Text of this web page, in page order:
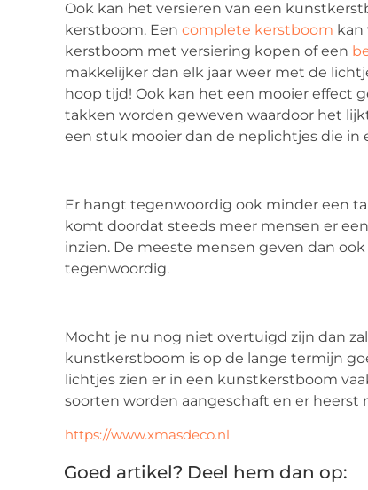
Ook kan het versieren van een
kerstboom. Een complete kerstboom kan
kerstboom met versiering kopen of een
makkelijker dan elk jaar weer met de
hoop tijd! Ook kan het een mooier effect
takken worden geweven waardoor het
een stuk mooier dan de neplichtjes die
Er hangt tegenwoordig ook minder een
komt doordat steeds meer mensen er
inzien. De meeste mensen geven dan
tegenwoordig.
Mocht je nu nog niet overtuigd zijn dan
kunstkerstboom is op de lange termijn
lichtjes zien er in een kunstkerstboom
soorten worden aangeschaft en er heerst
https://www.xmasdeco.nl
Goed artikel? Deel hem dan op: